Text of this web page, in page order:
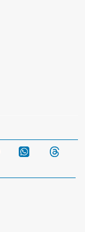
Telegram WhatsApp